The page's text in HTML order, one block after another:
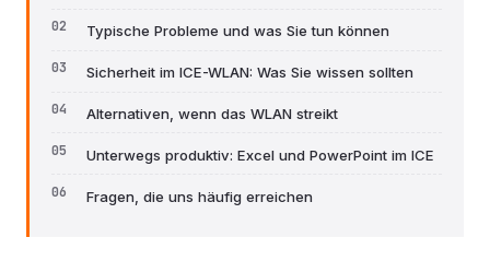
Typische Probleme und was Sie tun können
Sicherheit im ICE-WLAN: Was Sie wissen sollten
Alternativen, wenn das WLAN streikt
Unterwegs produktiv: Excel und PowerPoint im ICE
Fragen, die uns häufig erreichen